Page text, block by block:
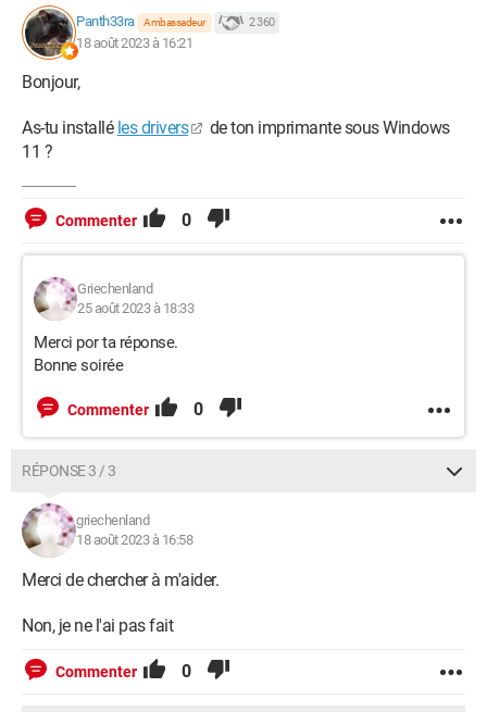
Panth33ra Ambassadeur 2 360
18 août 2023 à 16:21
Bonjour,
As-tu installé les drivers
de ton imprimante sous Windows
11 ?
Commenter 0
Griechenland
25 août 2023 à 18:33
Merci por ta réponse.
Bonne soirée
Commenter 0
RÉPONSE 3 / 3
griechenland
18 août 2023 à 16:58
Merci de chercher à m'aider.
Non, je ne l'ai pas fait
Commenter 0